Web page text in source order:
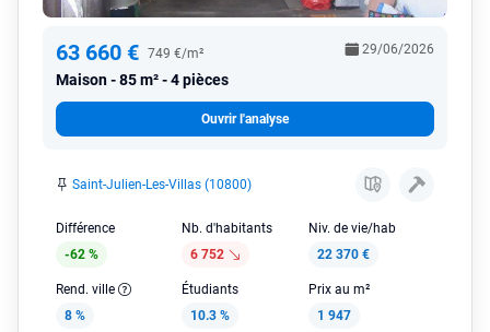
63 660 € 749 €/m²
Maison 85 m² - 4 pièces
29/06/2026
Ouvrir l'analyse
Saint-Julien-Les-Villas (10800)
Différence
-62 %
Nb. d'habitants
6 752
Niv. de vie/hab
22 370 €
Rend. ville
8 %
Étudiants
10.3 %
Prix au m²
1 947